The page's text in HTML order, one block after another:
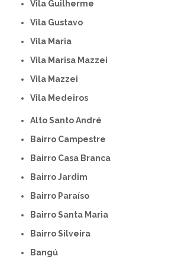
Vila Guilherme
Vila Gustavo
Vila Maria
Vila Marisa Mazzei
Vila Mazzei
Vila Medeiros
Alto Santo André
Bairro Campestre
Bairro Casa Branca
Bairro Jardim
Bairro Paraíso
Bairro Santa Maria
Bairro Silveira
Bangú